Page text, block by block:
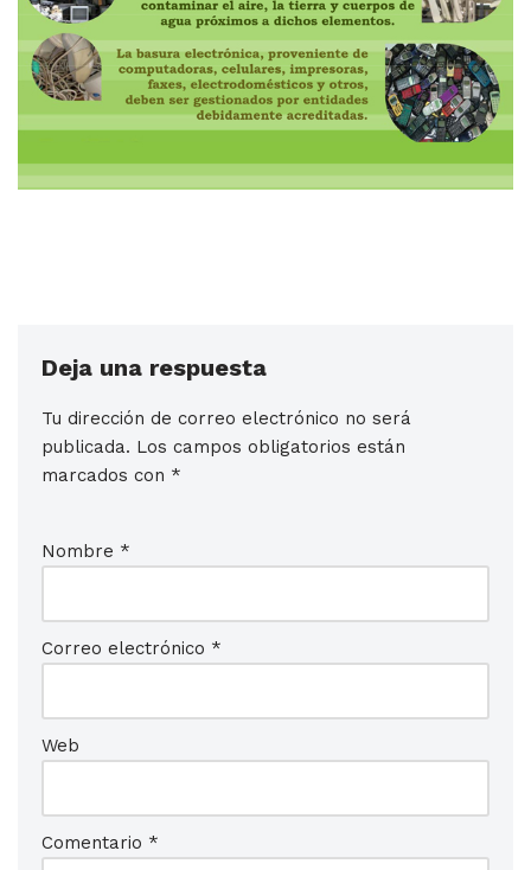
Deja una respuesta
Tu dirección de correo electrónico no será
publicada. Los campos obligatorios están
marcados con *
Nombre *
Correo electrónico *
Web
Comentario *